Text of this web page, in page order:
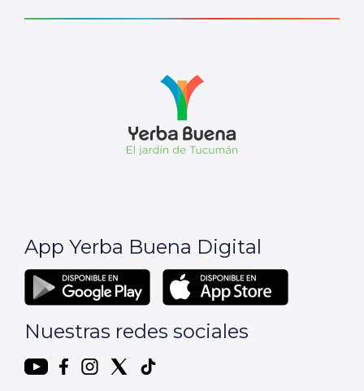
App Yerba Buena Digital
Nuestras redes sociales